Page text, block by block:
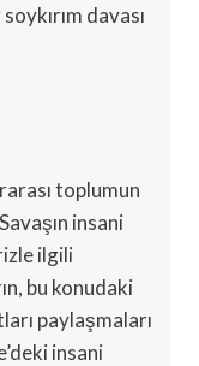
davası
toplumun
insani
ilgili
bu konudaki
paylaşmaları
insani